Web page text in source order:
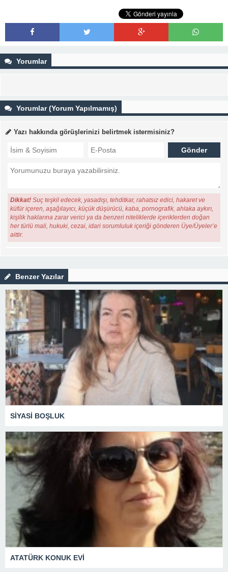
Yorumlar
Yorumlar (Yorum Yapılmamış)
Yazı hakkında görüşlerinizi belirtmek istermisiniz?
Dikkat! Suç teşkil edecek, yasadışı, tehditkar, rahatsız edici, hakaret ve
küfür içeren, aşağılayıcı, küçük düşürücü, kaba, pornografik, ahlaka aykırı,
kişilik haklarına zarar verici ya da benzeri niteliklerde içeriklerden doğan
her türlü mali, hukuki, cezai, idari sorumluluk içeriği gönderen Üye/Üyeler’e
aittir.
Benzer Yazılar
SİYASİ BOŞLUK
ATATÜRK KONUK EVİ